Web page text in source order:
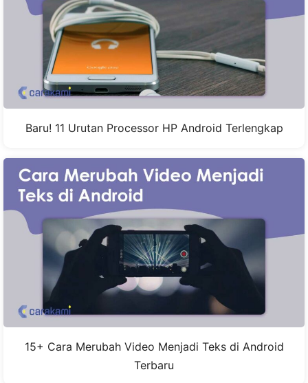
Baru! 11 Urutan Processor HP Android Terlengkap
15+ Cara Merubah Video Menjadi Teks di Android
Terbaru